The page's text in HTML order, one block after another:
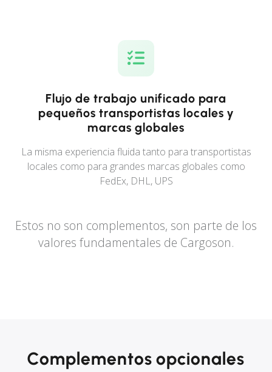
Flujo de trabajo unificado para
pequeños transportistas locales y
marcas globales
La misma experiencia fluida tanto para transportistas
locales como para grandes marcas globales como
FedEx, DHL, UPS
Estos no son complementos, son parte de los
valores fundamentales de Cargoson.
Complementos opcionales